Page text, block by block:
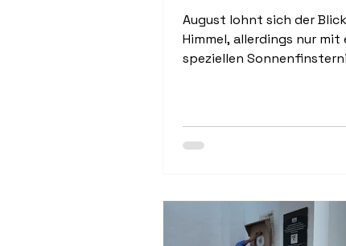
August lohnt sich der
Himmel, allerdings nur mit
speziellen